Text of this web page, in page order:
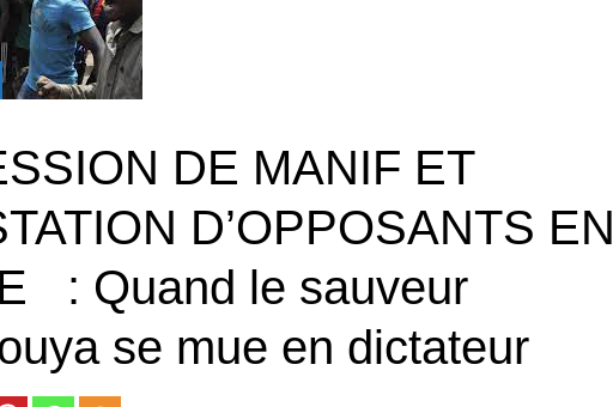
DE MANIF ET
D’OPPOSANTS EN
: Quand le sauveur
se mue en dictateur